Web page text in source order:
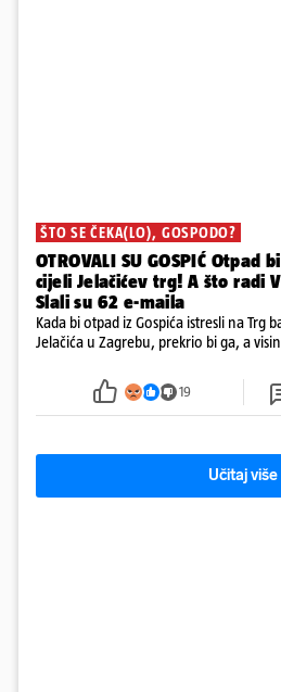
ŠTO SE ČEKA(LO), GOSPODO?
OTROVALI SU GOSPIĆ Otpad
cijeli Jelačićev trg! A što radi
Slali su 62 e-maila
Kada bi otpad iz Gospića istresli na Trg
Jelačića u Zagrebu, prekrio bi ga, a
Kada bi slagali jednu na drugu, visina bi
2600 katedrala
19
Učitaj više